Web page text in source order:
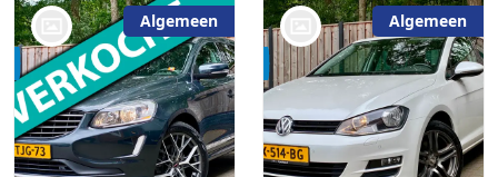
Algemeen
Algemeen